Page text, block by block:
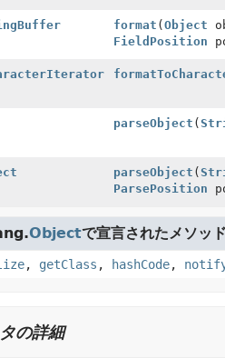
format ( Object
FieldPosition
parseObject (
parseObject (
ParsePosition
Objectで宣言されたメソッド
, getClass , hashCode,
の詳細